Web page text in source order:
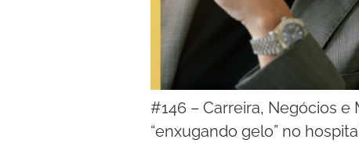
#146 – Carreira, Negócios
“enxugando gelo” no